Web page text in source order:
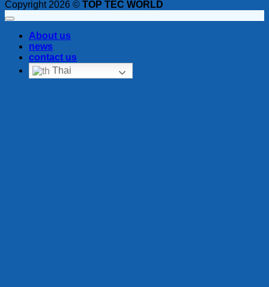
Copyright 2026 © TOP TEC WORLD
About us
news
contact us
Thai